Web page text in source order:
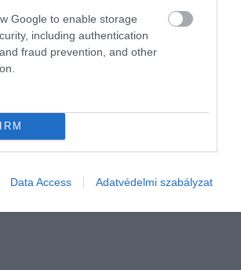
Google to enable storage
including authentication
fraud prevention, and other
Data Access Adatvédelmi szabályzat
ma a napi csúcshőmérséklet csütörtökhöz
várható, a jövő hét pedig ismét száraz időt